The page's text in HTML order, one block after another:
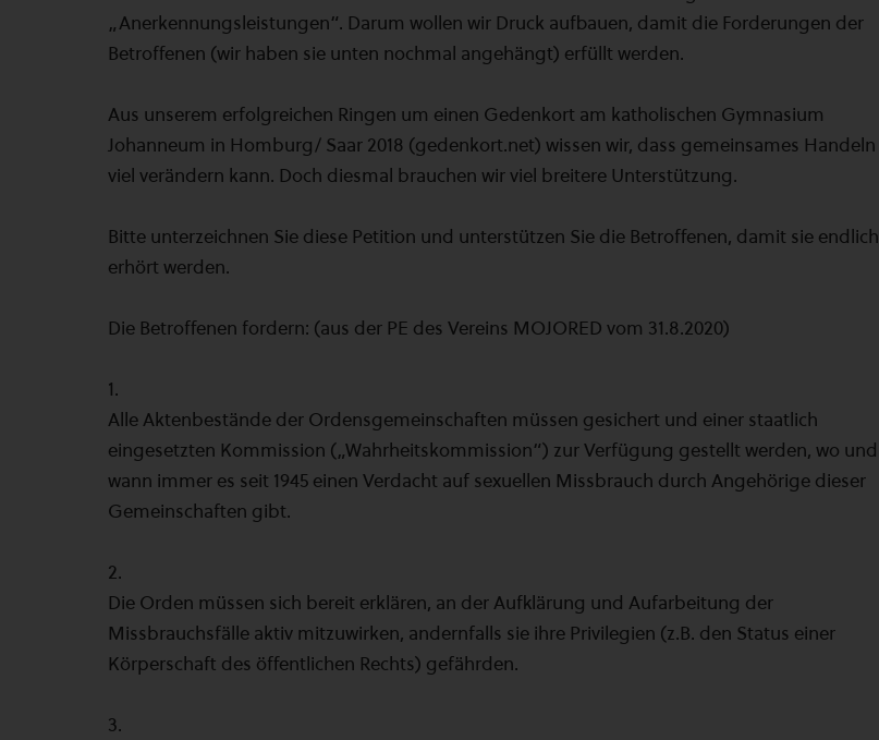
„Anerkennungsleistungen“. Darum wollen wir Druck aufbauen, damit die Forderungen der
Betroffenen (wir haben sie unten nochmal angehängt) erfüllt werden.
Aus unserem erfolgreichen Ringen um einen Gedenkort am katholischen Gymnasium
Johanneum in Homburg/ Saar 2018 (gedenkort.net) wissen wir, dass gemeinsames Handeln
viel verändern kann. Doch diesmal brauchen wir viel breitere Unterstützung.
Bitte unterzeichnen Sie diese Petition und unterstützen Sie die Betroffenen, damit sie endlich
erhört werden.
Die Betroffenen fordern: (aus der PE des Vereins MOJORED vom 31.8.2020)
1.
Alle Aktenbestände der Ordensgemeinschaften müssen gesichert und einer staatlich
eingesetzten Kommission („Wahrheitskommission“) zur Verfügung gestellt werden, wo und
wann immer es seit 1945 einen Verdacht auf sexuellen Missbrauch durch Angehörige dieser
Gemeinschaften gibt.
2.
Die Orden müssen sich bereit erklären, an der Aufklärung und Aufarbeitung der
Missbrauchsfälle aktiv mitzuwirken, andernfalls sie ihre Privilegien (z.B. den Status einer
Körperschaft des öffentlichen Rechts) gefährden.
3.